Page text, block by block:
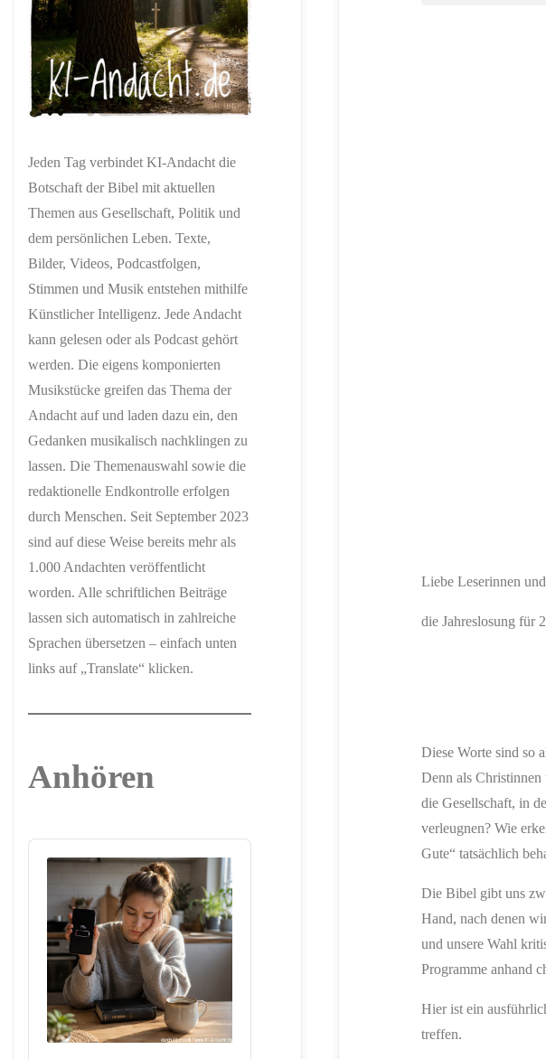
Liebe Leserinnen
die Jahreslosung für
Diese Worte sind so
Denn als
die Gesellschaft, in
verleugnen? Wie
Gute“ tatsächlich
Die Bibel gibt uns
Hand, nach denen
und unsere Wahl
Programme anhand
Hier ist ein
treffen.
Jeden Tag verbindet KI-Andacht die
Botschaft der Bibel mit aktuellen
Themen aus Gesellschaft, Politik und
dem persönlichen Leben. Texte,
Bilder, Videos, Podcastfolgen,
Stimmen und Musik entstehen mithilfe
Künstlicher Intelligenz. Jede Andacht
kann gelesen oder als Podcast gehört
werden. Die eigens komponierten
Musikstücke greifen das Thema der
Andacht auf und laden dazu ein, den
Gedanken musikalisch nachklingen zu
lassen. Die Themenauswahl sowie die
redaktionelle Endkontrolle erfolgen
durch Menschen. Seit September 2023
sind auf diese Weise bereits mehr als
1.000 Andachten veröffentlicht
worden. Alle schriftlichen Beiträge
lassen sich automatisch in zahlreiche
Sprachen übersetzen – einfach unten
links auf „Translate“ klicken.
Anhören
Audio
Player